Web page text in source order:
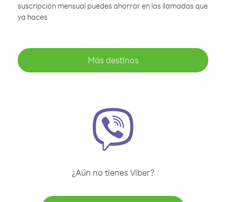
suscripción mensual puedes ahorrar en las llamadas que
ya haces
Más destinos
¿Aún no tienes Viber?